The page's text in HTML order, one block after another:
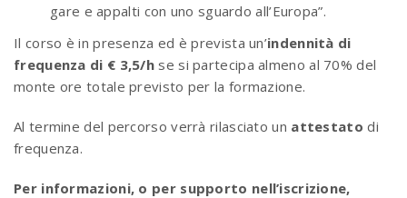
gare e appalti con uno sguardo all’Europa”.
Il corso è in presenza ed è prevista un’indennità di
frequenza di € 3,5/h se si partecipa almeno al 70% del
monte ore totale previsto per la formazione.
Al termine del percorso verrà rilasciato un attestato di
frequenza.
Per informazioni, o per supporto nell’iscrizione,